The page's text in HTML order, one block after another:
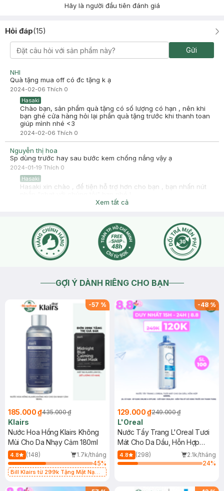
Hãy là người đầu tiên đánh giá
Hỏi đáp(15)
Gửi
NHI
Quà tặng mua off có đc tặng k ạ
2024-02-06 Thích 0
Hasaki
Chào bạn, sản phẩm quà tặng có số lượng có hạn , nên khi
bạn ghé cửa hàng hỏi lại phần quà tặng trước khi thanh toan
giúp mình nhé <3
2024-02-06 Thích 0
Nguyễn thị hoa
Sp dùng trước hay sau bước kem chống nắng vậy ạ
2024-01-19 Thích 0
Hasaki
Hasaki xin chào , để tiện hỗ trợ hơn cho bạn , bạn nhấn nút
Xem tất cả
GỢI Ý DÀNH RIÊNG CHO BẠN
-57 %
185.000 ₫435.000 ₫
Klairs
Nước Hoa Hồng Klairs Không
Mùi Cho Da Nhạy Cảm 180ml
4.8 (148)
1.7k/tháng
45%
Bill Klairs từ 299k Tặng Mặt Nạ
25ml (SL Có Hạn)
-48%
129.000 ₫249.000 ₫
L'Oreal
Nước Tẩy Trang L'Oreal Tươi
Mát Cho Da Dầu, Hỗn Hợp
400ml
4.8 (298)
2.1k/tháng
24%